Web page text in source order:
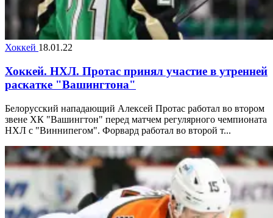
Хоккей 18.01.22
Хоккей. НХЛ. Протас принял участие в утренней
раскатке "Вашингтона"
Белорусский нападающий Алексей Протас работал во втором
звене ХК "Вашингтон" перед матчем регулярного чемпионата
НХЛ с "Виннипегом". Форвард работал во второй т...